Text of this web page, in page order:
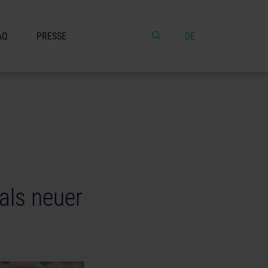
DE
PRESSE
neuer